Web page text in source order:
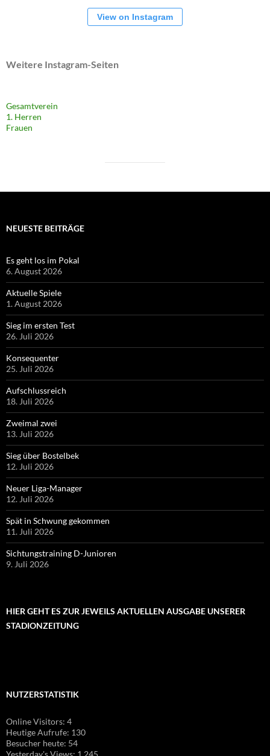
View on Instagram
Weitere Instagram-Seiten
Gesamtverein
1. Herren
Frauen
NEUESTE BEITRÄGE
Es geht los im Pokal
6. August 2026
Aktuelle Spiele
1. August 2026
Sieg im ersten Test
26. Juli 2026
Konsequenter
25. Juli 2026
Aufschlussreich
18. Juli 2026
Zweimal zwei
13. Juli 2026
Sieg über Bostelbek
12. Juli 2026
Neuer Liga-Manager
12. Juli 2026
Spät in Schwung gekommen
11. Juli 2026
Sichtungstraining D-Junioren
9. Juli 2026
HIER GEHT ES ZUR JEWEILS AKTUELLEN AUSGABE UNSERER
STADIONZEITUNG
NUTZERSTATISTIK
Online Visitors: 4
Heutige Aufrufe: 130
Besucher heute: 54